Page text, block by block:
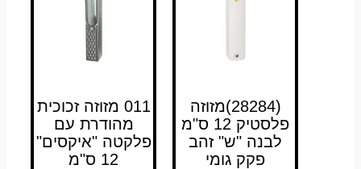
(28284)מזוזה
פלסטיק 12 ס"מ
לבנה "ש" זהב
פקק גומי
011 מזוזה זכוכית
מהודרת עם
פלקטה "איקסים"
12 ס"מ